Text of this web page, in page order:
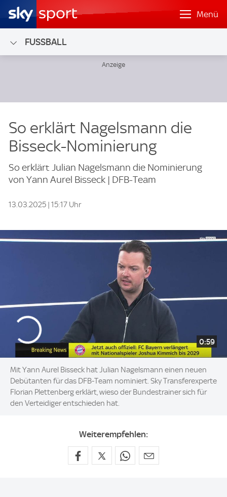
Menü
FUSSBALL
So erklärt Nagelsmann die
Bisseck-Nominierung
So erklärt Julian Nagelsmann die Nominierung
von Yann Aurel Bisseck | DFB-Team
13.03.2025 | 15:17 Uhr
0:59
Mit Yann Aurel Bisseck hat Julian Nagelsmann einen neuen
Debütanten für das DFB-Team nominiert. Sky Transferexperte
Florian Plettenberg erklärt, wieso der Bundestrainer sich für
den Verteidiger entschieden hat.
Weiterempfehlen: